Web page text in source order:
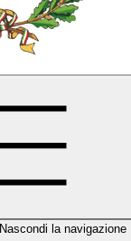
Nascondi la navigazione